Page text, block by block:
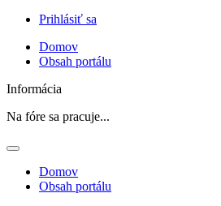
Prihlásiť sa
Domov
Obsah portálu
Informácia
Na fóre sa pracuje...
Domov
Obsah portálu